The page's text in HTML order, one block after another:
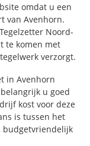
omdat u een
van Avenhorn.
Noord-
te komen met
verzorgt.
in Avenhorn
u goed
kost voor deze
is tussen het
budgetvriendelijk